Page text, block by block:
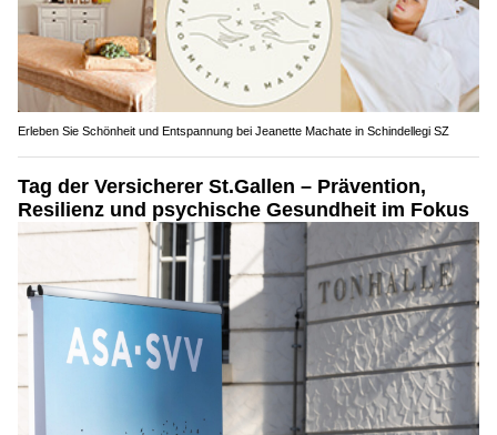
Erleben Sie Schönheit und Entspannung bei Jeanette Machate in Schindellegi SZ
Tag der Versicherer St.Gallen – Prävention,
Resilienz und psychische Gesundheit im Fokus